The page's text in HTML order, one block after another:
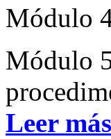
Módulo
Módulo
Leer